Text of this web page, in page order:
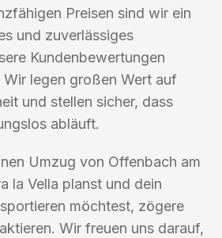
Preisen sind wir ein
und zuverlässiges
Kundenbewertungen
legen großen Wert auf
und stellen sicher, dass
abläuft.
Umzug von Offenbach am
la Vella planst und dein
möchtest, zögere
Wir freuen uns darauf,